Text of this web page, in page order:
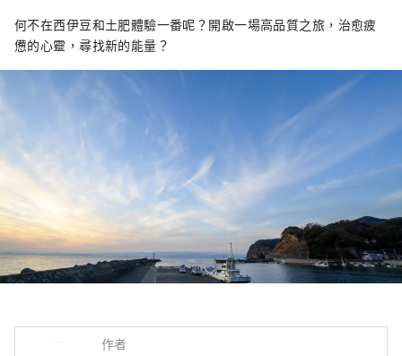
何不在西伊豆和土肥體驗一番呢？開啟一場高品質之旅，治愈疲
憊的心靈，尋找新的能量？
作者